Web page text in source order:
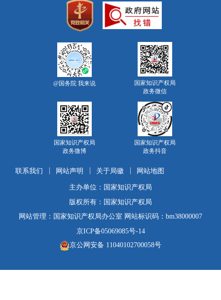
@国务院 我来说
国家知识产权局
政务微信
国家知识产权局
政务微博
国家知识产权局
政务抖音
联系我们 网站声明 关于局徽 网站地图
主办单位：国家知识产权局
版权所有：国家知识产权局
网站管理：国家知识产权局办公室 网站标识码：bm38000007
京ICP备05069085号-14
京公网安备 11040102700058号